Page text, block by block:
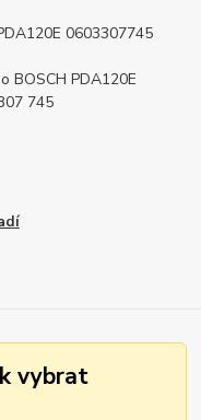
0603307745
BOSCH PDA120E
745
vybrat